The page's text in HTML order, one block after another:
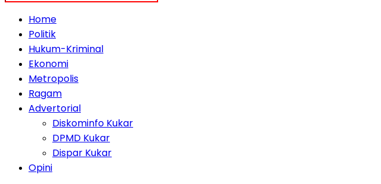
Home
Politik
Hukum-Kriminal
Ekonomi
Metropolis
Ragam
Advertorial
Diskominfo Kukar
DPMD Kukar
Dispar Kukar
Opini